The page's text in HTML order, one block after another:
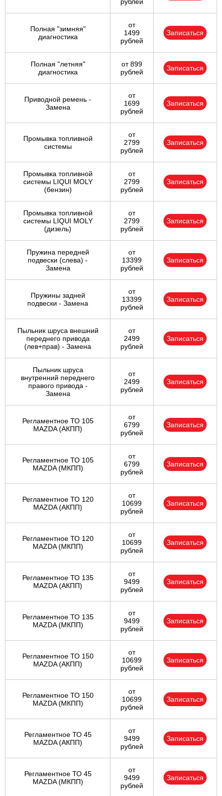
рублей
Полная "зимняя"
диагностика
от
1499
рублей
Записаться
Полная "летняя"
диагностика
от 899
рублей
Записаться
Приводной ремень -
Замена
от
1699
рублей
Записаться
Промывка топливной
системы
от
2799
рублей
Записаться
Промывка топливной
системы LIQUI MOLY
(бензин)
от
2799
рублей
Записаться
Промывка топливной
системы LIQUI MOLY
(дизель)
от
2799
рублей
Записаться
Пружина передней
подвески (слева) -
Замена
от
13399
рублей
Записаться
Пружины задней
подвески - Замена
от
13399
рублей
Записаться
Пыльник шруса внешний
переднего привода
(лев+прав) - Замена
от
2499
рублей
Записаться
Пыльник шруса
внутренний переднего
правого привода -
Замена
от
2499
рублей
Записаться
Регламентное ТО 105
MAZDA (АКПП)
от
6799
рублей
Записаться
Регламентное ТО 105
MAZDA (МКПП)
от
6799
рублей
Записаться
Регламентное ТО 120
MAZDA (АКПП)
от
10699
рублей
Записаться
Регламентное ТО 120
MAZDA (МКПП)
от
10699
рублей
Записаться
Регламентное ТО 135
MAZDA (АКПП)
от
9499
рублей
Записаться
Регламентное ТО 135
MAZDA (МКПП)
от
9499
рублей
Записаться
Регламентное ТО 150
MAZDA (АКПП)
от
10699
рублей
Записаться
Регламентное ТО 150
MAZDA (МКПП)
от
10699
рублей
Записаться
Регламентное ТО 45
MAZDA (АКПП)
от
9499
рублей
Записаться
Регламентное ТО 45
MAZDA (МКПП)
от
9499
рублей
Записаться